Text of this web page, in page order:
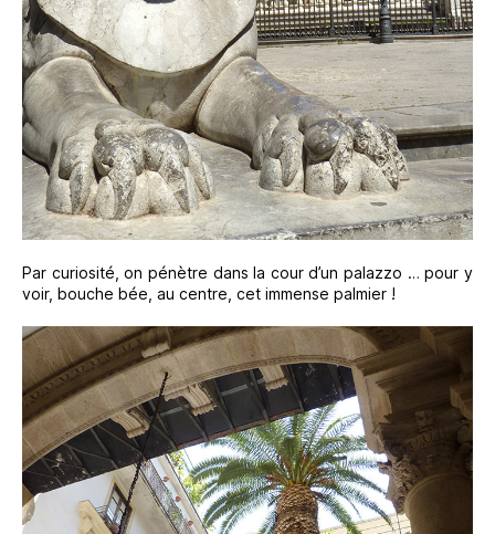
Par curiosité, on pénètre dans la cour d’un palazzo … pour y
voir, bouche bée, au centre, cet immense palmier !